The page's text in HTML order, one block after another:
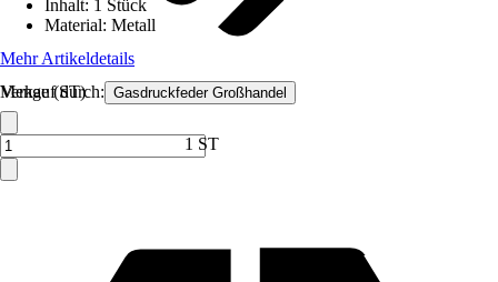
Verkauf durch: Gasdruckfeder Großhandel
Inhalt: 1 Stück
Material: Metall
Mehr Artikeldetails
Menge (ST)
1 ST